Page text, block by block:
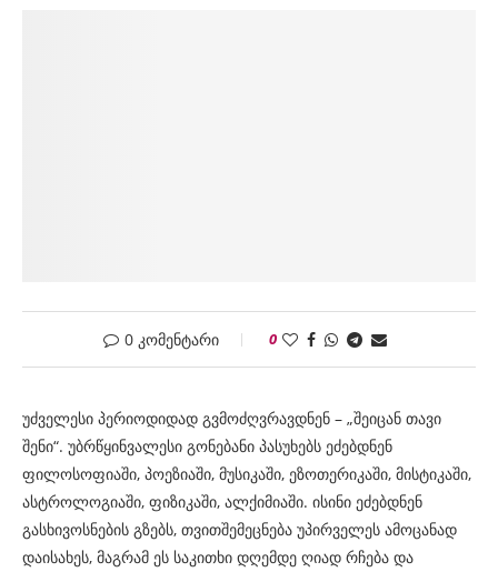
0 კომენტარი 0
უძველესი პერიოდიდად გვმოძღვრავდნენ – „შეიცან თავი
შენი“. უბრწყინვალესი გონებანი პასუხებს ეძებდნენ
ფილოსოფიაში, პოეზიაში, მუსიკაში, ეზოთერიკაში, მისტიკაში,
ასტროლოგიაში, ფიზიკაში, ალქიმიაში. ისინი ეძებდნენ
გასხივოსნების გზებს, თვითშემეცნება უპირველეს ამოცანად
დაისახეს, მაგრამ ეს საკითხი დღემდე ღიად რჩება და